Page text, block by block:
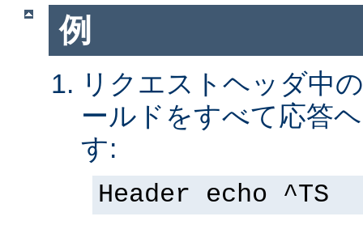
例
リクエストヘッダ中
ールドをすべて応答
す:
Header echo ^TS